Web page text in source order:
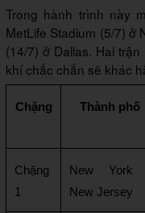
Trong hành trình này
MetLife Stadium (5/7) ở
(14/7) ở Dallas. Hai
khí chắc chắn sẽ khác
Chặng Thành phố
Chặng
1
New York
New Jersey